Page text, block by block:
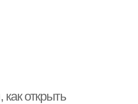
открыть